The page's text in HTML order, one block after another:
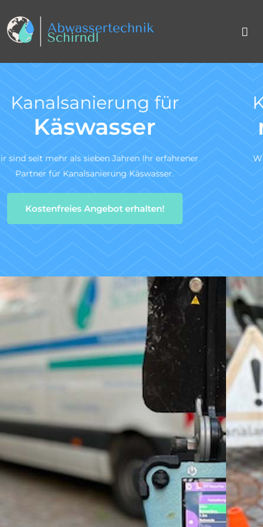
Kanal TV-Untersuchung
nach DIN 1986-30
Wir sind ein zertifiziertes Fachunternehmen für die
Kanal-TV-Untersuchung gem. DIN 1986-30.
Zum Angebotsservice